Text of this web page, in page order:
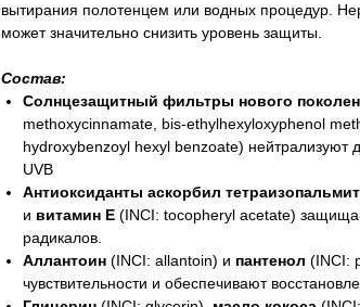
вытирания полотенцем или водных процедур.
может значительно снизить уровень защиты.
Состав:
Солнцезащитный фильтры нового
methoxycinnamate, bis-ethylhexyloxyphenol
hydroxybenzoyl hexyl benzoate) нейтрализуют
UVB
Антиоксиданты аскорбил
и витамин Е (INCI: tocopheryl acetate)
радикалов.
Аллантоин (INCI: allantoin) и пантенол (INCI:
чувствительности и обеспечивают